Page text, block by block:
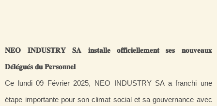
𝐍𝐄𝐎 𝐈𝐍𝐃𝐔𝐒𝐓𝐑𝐘𝐒𝐀 𝐢𝐧𝐬𝐭𝐚𝐥𝐥𝐞 𝐨𝐟𝐟𝐢𝐜𝐢𝐞𝐥𝐥𝐞𝐦𝐞𝐧𝐭𝐬𝐞𝐬 𝐧𝐨𝐮𝐯𝐞𝐚𝐮𝐱
𝐃𝐞́𝐥𝐞́𝐠𝐮𝐞́𝐬𝐝𝐮𝐏𝐞𝐫𝐬𝐨𝐧𝐧𝐞𝐥
Ce lundi 09 Février 2025, NEO INDUSTRY SA a franchi une
étape importante pour son climat social et sa gouvernance avec